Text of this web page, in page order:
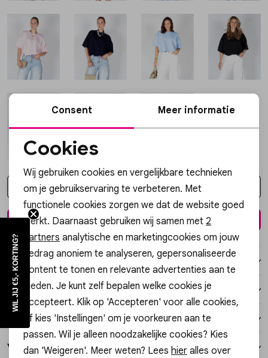
Jassen
Lingerie
Kies een maat
In winkelmand
Over dit item
Winkelvoorraad
Kenmerken
Verzending / Ophalen in de winkel
Noodzakelijke cookies
Personalisatie cookies
Analytische cookies
Marketing cookies
Consent Meer informatie
Cookies
Wij gebruiken cookies en vergelijkbare technieken
om je gebruikservaring te verbeteren. Met
functionele cookies zorgen we dat de website goed
werkt. Daarnaast gebruiken wij samen met 2
partners analytische en marketingcookies om jouw
gedrag anoniem te analyseren, gepersonaliseerde
content te tonen en relevante advertenties aan te
bieden. Je kunt zelf bepalen welke cookies je
accepteert. Klik op 'Accepteren' voor alle cookies,
of kies 'Instellingen' om je voorkeuren aan te
passen. Wil je alleen noodzakelijke cookies? Kies
dan 'Weigeren'. Meer weten? Lees hier alles over
WIL JIJ €5,- KORTING?